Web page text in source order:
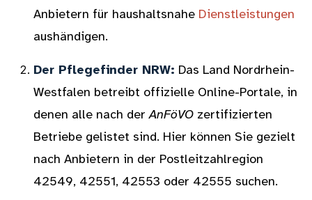
Anbietern für haushaltsnahe Dienstleistungen
aushändigen.
Der Pflegefinder NRW: Das Land Nordrhein-
Westfalen betreibt offizielle Online-Portale, in
denen alle nach derAnFöVO zertifizierten
Betriebe gelistet sind. Hier können Sie gezielt
nach Anbietern in der Postleitzahlregion
42549, 42551, 42553 oder 42555 suchen.